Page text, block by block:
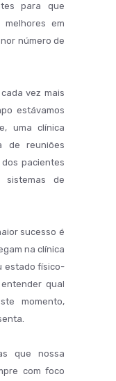
para que
em
número de
vez mais
estávamos
uma clínica
de reuniões
pacientes
de
sucesso é
na clínica
estado físico-
qual
momento,
que nossa
com foco